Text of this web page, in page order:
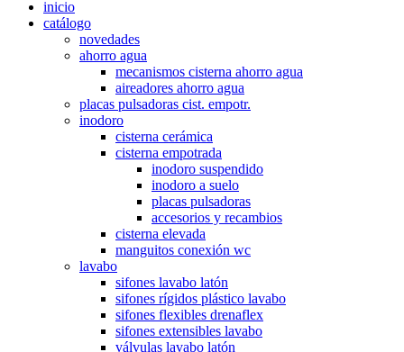
inicio
catálogo
novedades
ahorro agua
mecanismos cisterna ahorro agua
aireadores ahorro agua
placas pulsadoras cist. empotr.
inodoro
cisterna cerámica
cisterna empotrada
inodoro suspendido
inodoro a suelo
placas pulsadoras
accesorios y recambios
cisterna elevada
manguitos conexión wc
lavabo
sifones lavabo latón
sifones rígidos plástico lavabo
sifones flexibles drenaflex
sifones extensibles lavabo
válvulas lavabo latón